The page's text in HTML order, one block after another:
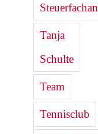
Tanja
Schulte
Team
Tennisclub